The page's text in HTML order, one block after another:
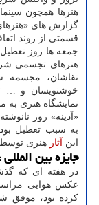
هنرها همچون
گزارش های
قسمتی از روند
جمعه ها روز
هنرهای تجسمی
نقاشان، مجسمه
خوشنویسان و …
نمایشگاه هنری به
«آدینه» روز
به سبب تعطیل
این آثار هنری
جایزه بین
در هفته ای که
عکس هوایی
کرده بود، موفق